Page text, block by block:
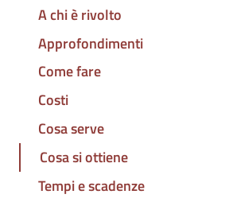
A chi è rivolto
Approfondimenti
Come fare
Costi
Cosa serve
Cosa si ottiene
Tempi e scadenze